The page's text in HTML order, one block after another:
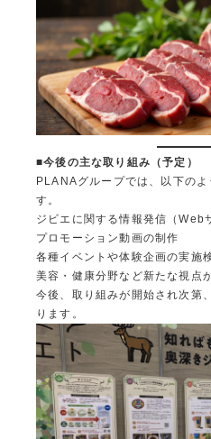
■今後の主な取り組み（予定）
PLANAグループでは、以下の
す。
ジビエに関する情報発信（Web
プロモーション動画の制作
各種イベントや体験企画の実施
美容・健康分野など新たな視点
今後、取り組みが開始され次第
ります。